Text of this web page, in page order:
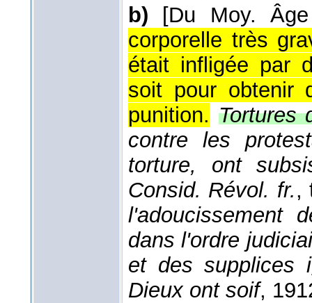
b)
[Du Moy.
corporelle très
était infligée par
soit pour obtenir
punition. Tortures
contre les
torture, ont
Consid. Révol. fr.,
l'adoucissement
dans l'ordre
et des supplices
Dieux ont soif,